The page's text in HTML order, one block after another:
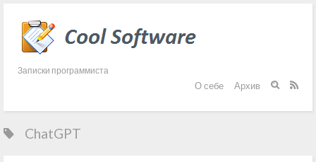
Записки программиста
О себе Архив  
ChatGPT